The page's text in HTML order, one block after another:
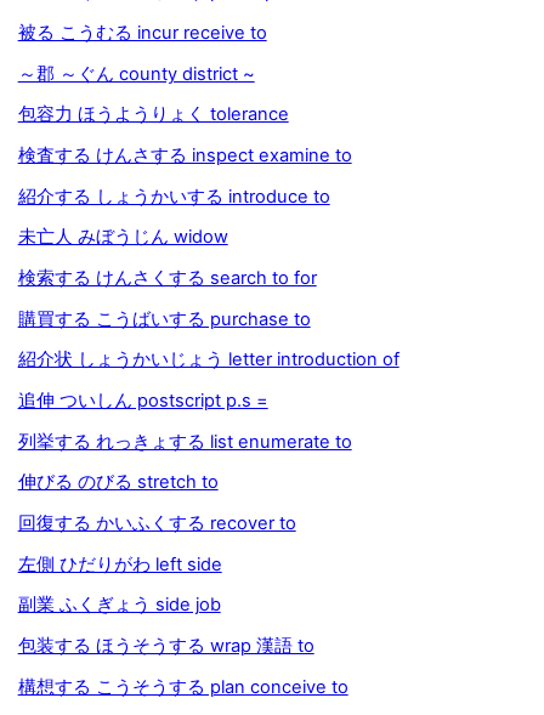
被る こうむる incur receive to
～郡 ～ぐん county district ~
包容力 ほうようりょく tolerance
検査する けんさする inspect examine to
紹介する しょうかいする introduce to
未亡人 みぼうじん widow
検索する けんさくする search to for
購買する こうばいする purchase to
紹介状 しょうかいじょう letter introduction of
追伸 ついしん postscript p.s =
列挙する れっきょする list enumerate to
伸びる のびる stretch to
回復する かいふくする recover to
左側 ひだりがわ left side
副業 ふくぎょう side job
包装する ほうそうする wrap 漢語 to
構想する こうそうする plan conceive to